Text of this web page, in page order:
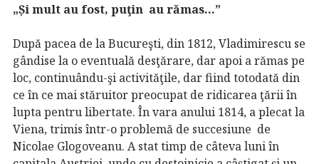
„Și mult au fost, puţin au rămas…”
După pacea de la Bucureşti, din 1812, Vladimirescu se
gândise la o eventuală desţărare, dar apoi a rămas pe
loc, continuându-şi activităţile, dar fiind totodată din
ce în ce mai stăruitor preocupat de ridicarea ţării în
lupta pentru libertate. În vara anului 1814, a plecat la
Viena, trimis într-o problemă de succesiune de
Nicolae Glogoveanu. A stat timp de câteva luni în